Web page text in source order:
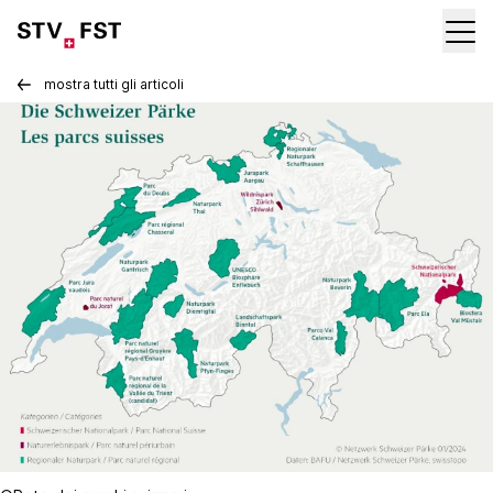
mostra tutti gli articoli